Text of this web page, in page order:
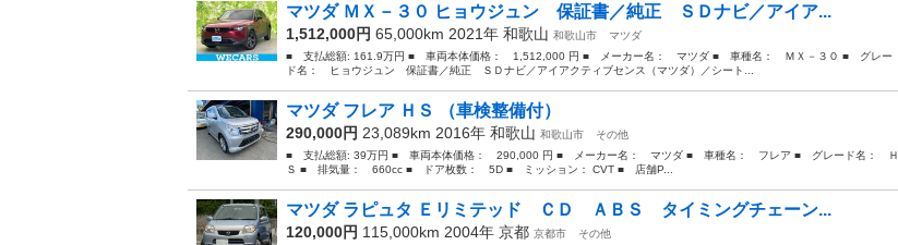
マツダ ＭＸ－３０ ヒョウジュン 保証書／純正 ＳＤナビ／アイア...
1,512,000円 65,000km 2021年 和歌山 和歌山市
マツダ
■ 支払総額: 161.9万円 ■ 車両本体価格： 1,512,000 円 ■ メーカー名： マツダ ■ 車種名： ＭＸ－３０ ■ グレー
ド名： ヒョウジュン 保証書／純正 ＳＤナビ／アイアクティブセンス（マツダ）／シート...
マツダ フレア ＨＳ （車検整備付）
290,000円 23,089km 2016年 和歌山 和歌山市
その他
■ 支払総額: 39万円 ■ 車両本体価格： 290,000 円 ■ メーカー名： マツダ ■ 車種名： フレア ■ グレード名： Ｈ
Ｓ ■ 排気量： 660cc ■ ドア枚数： 5D ■ ミッション： CVT ■ 店舗P...
マツダ ラピュタ Ｅリミテッド ＣＤ ＡＢＳ タイミングチェーン...
120,000円 115,000km 2004年 京都 京都市
その他